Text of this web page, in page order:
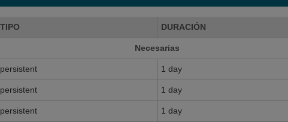
TIPO DURACIÓN
Necesarias
persistent 1 day
persistent 1 day
persistent 1 day